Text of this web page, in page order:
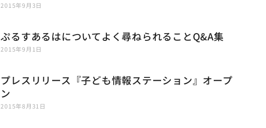
2015年9月3日
ぷるすあるはについてよく尋ねられることQ&A集
2015年9月1日
プレスリリース『子ども情報ステーション』オープ
ン
2015年8月31日